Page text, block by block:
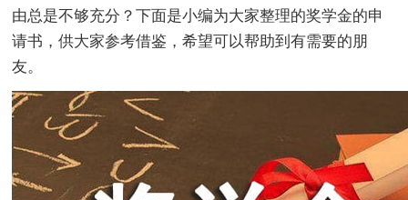
由总是不够充分？下面是小编为大家整理的奖学金的申
请书，供大家参考借鉴，希望可以帮助到有需要的朋
友。